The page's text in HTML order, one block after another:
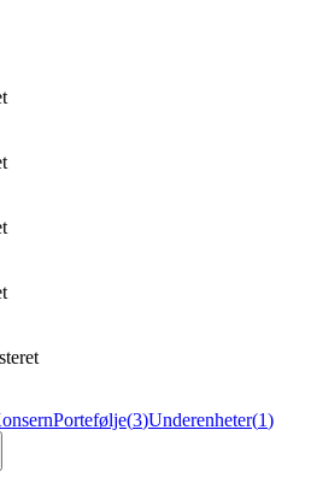
Portefølje(3)Underenheter(1)